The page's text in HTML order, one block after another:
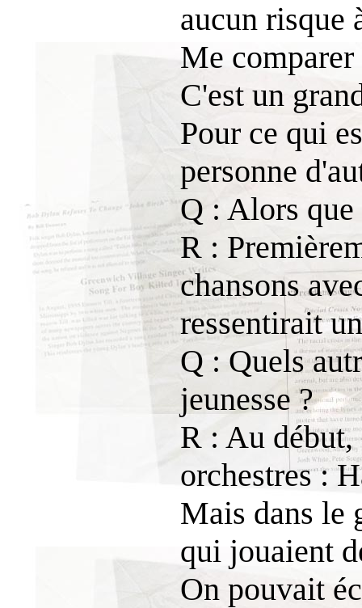
aucun risque
Me comparer
C'est un
Pour ce qui
personne
Q : Alors que
R :
chansons
ressentirait
Q : Quels
jeunesse ?
R : Au début,
orchestres :
Mais dans le
qui jouaient
On pouvait